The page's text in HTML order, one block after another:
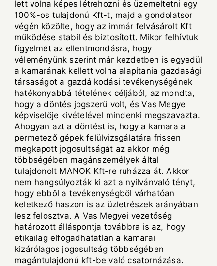
lett volna képes létrehozni és üzemeltetni egy
100%-os tulajdonú Kft-t, majd a gondolatsor
végén közölte, hogy az immár felvásárolt Kft
működése stabil és biztosított. Mikor felhívtuk
figyelmét az ellentmondásra, hogy
véleményünk szerint már kezdetben is egyedül
a kamarának kellett volna alapítania gazdasági
társaságot a gazdálkodási tevékenységének
hatékonyabbá tételének céljából, az mondta,
hogy a döntés jogszerű volt, és Vas Megye
képviselője kivételével mindenki megszavazta.
Ahogyan azt a döntést is, hogy a kamara a
permetező gépek felülvizsgálatára frissen
megkapott jogosultságát az akkor még
többségében magánszemélyek által
tulajdonolt MANOK Kft-re ruházza át. Akkor
nem hangsúlyozták ki azt a nyilvánvaló tényt,
hogy ebből a tevékenységből várhatóan
keletkező haszon is az üzletrészek arányában
lesz felosztva. A Vas Megyei vezetőség
határozott álláspontja továbbra is az, hogy
etikailag elfogadhatatlan a kamarai
kizárólagos jogosultság többségében
magántulajdonú kft-be való csatornázása.